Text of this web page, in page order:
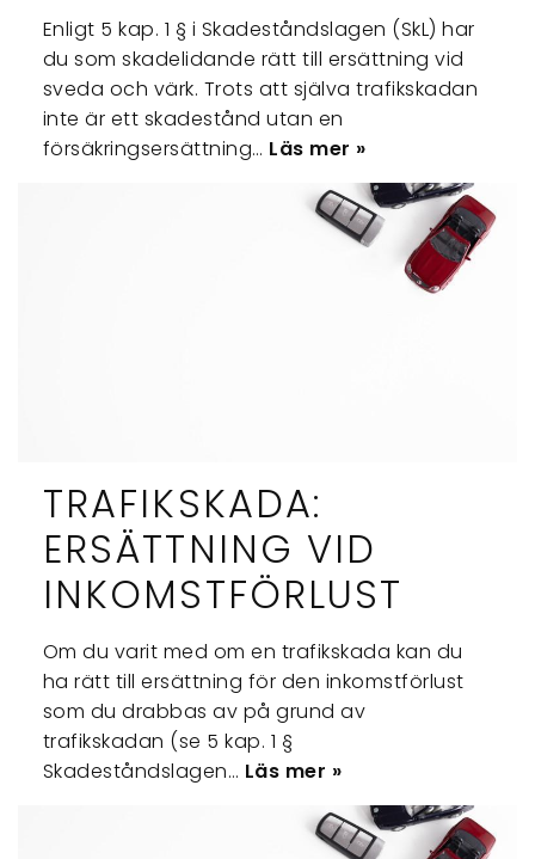
Enligt 5 kap. 1 § i Skadeståndslagen (SkL) har
du som skadelidande rätt till ersättning vid
sveda och värk. Trots att själva trafikskadan
inte är ett skadestånd utan en
försäkringsersättning… Läs mer »
TRAFIKSKADA:
ERSÄTTNING VID
INKOMSTFÖRLUST
Om du varit med om en trafikskada kan du
ha rätt till ersättning för den inkomstförlust
som du drabbas av på grund av
trafikskadan (se 5 kap. 1 §
Skadeståndslagen… Läs mer »